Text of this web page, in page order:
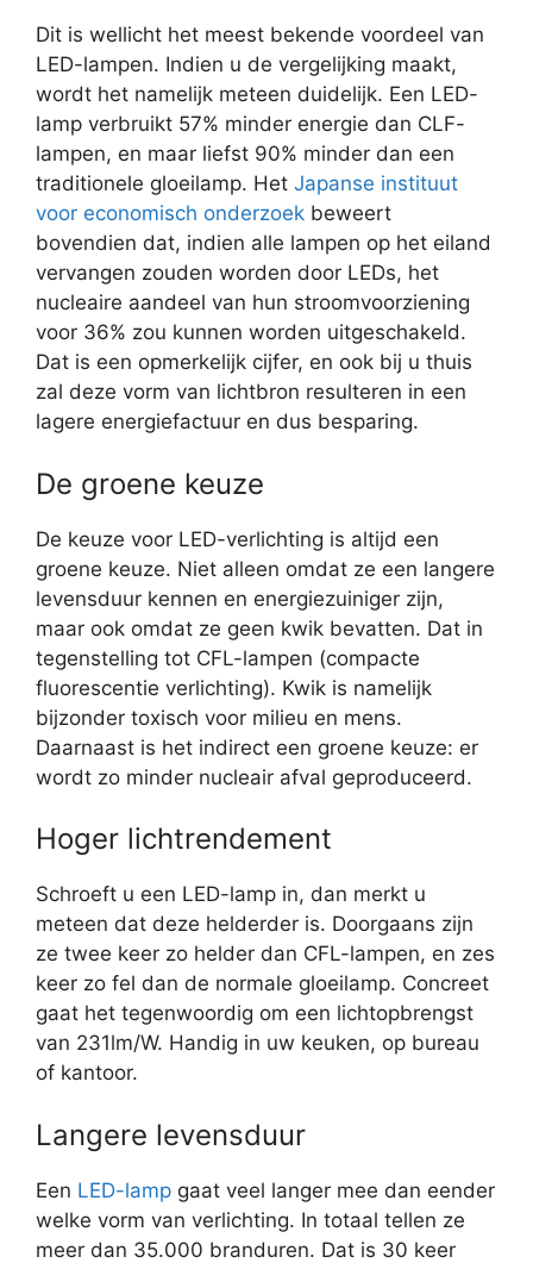
Dit is wellicht het meest bekende voordeel van
LED-lampen. Indien u de vergelijking maakt,
wordt het namelijk meteen duidelijk. Een LED-
lamp verbruikt 57% minder energie dan CLF-
lampen, en maar liefst 90% minder dan een
traditionele gloeilamp. Het Japanse instituut
voor economisch onderzoek beweert
bovendien dat, indien alle lampen op het eiland
vervangen zouden worden door LEDs, het
nucleaire aandeel van hun stroomvoorziening
voor 36% zou kunnen worden uitgeschakeld.
Dat is een opmerkelijk cijfer, en ook bij u thuis
zal deze vorm van lichtbron resulteren in een
lagere energiefactuur en dus besparing.
De groene keuze
De keuze voor LED-verlichting is altijd een
groene keuze. Niet alleen omdat ze een langere
levensduur kennen en energiezuiniger zijn,
maar ook omdat ze geen kwik bevatten. Dat in
tegenstelling tot CFL-lampen (compacte
fluorescentie verlichting). Kwik is namelijk
bijzonder toxisch voor milieu en mens.
Daarnaast is het indirect een groene keuze: er
wordt zo minder nucleair afval geproduceerd.
Hoger lichtrendement
Schroeft u een LED-lamp in, dan merkt u
meteen dat deze helderder is. Doorgaans zijn
ze twee keer zo helder dan CFL-lampen, en zes
keer zo fel dan de normale gloeilamp. Concreet
gaat het tegenwoordig om een lichtopbrengst
van 231lm/W. Handig in uw keuken, op bureau
of kantoor.
Langere levensduur
Een LED-lamp gaat veel langer mee dan eender
welke vorm van verlichting. In totaal tellen ze
meer dan 35.000 branduren. Dat is 30 keer